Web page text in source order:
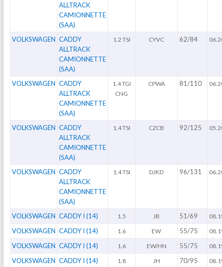
ALLTRACK
CAMIONNETTE
(SAA)
VOLKSWAGEN CADDY
ALLTRACK
CAMIONNETTE
(SAA)
1.2 TSI CYVC 62/84
VOLKSWAGEN CADDY
ALLTRACK
CAMIONNETTE
(SAA)
1.4 TGI
CNG
CPWA 81/110
VOLKSWAGEN CADDY
ALLTRACK
CAMIONNETTE
(SAA)
1.4 TSI CZCB 92/125
VOLKSWAGEN CADDY
ALLTRACK
CAMIONNETTE
(SAA)
1.4 TSI DJKD 96/131
VOLKSWAGEN CADDY I (14) 1.5 JB 51/69
VOLKSWAGEN CADDY I (14) 1.6 EW 55/75
VOLKSWAGEN CADDY I (14) 1.6 EW/HN 55/75
VOLKSWAGEN CADDY I (14) 1.8 JH 70/95